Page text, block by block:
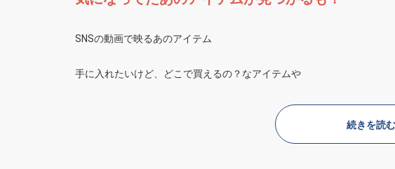
SNSの動画で映るあのアイテム
手に入れたいけど、どこで買えるの？なアイテムや
続きを読む